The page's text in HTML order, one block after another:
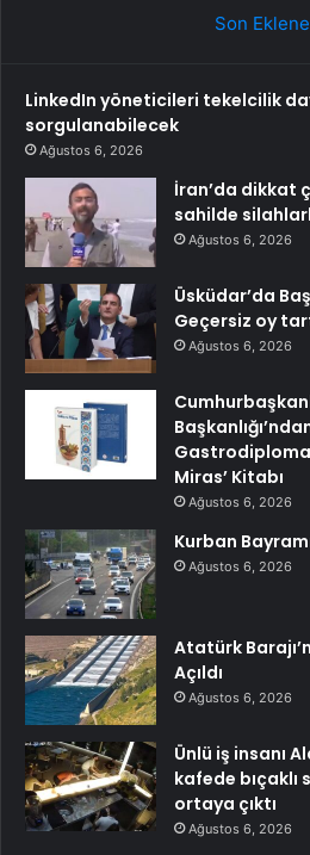
Son
LinkedIn yöneticileri tekelcilik
sorgulanabilecek
Ağustos 6, 2026
İran’da dikkat
sahilde
Ağustos 6, 2026
Üsküdar’da
Geçersiz oy
Ağustos 6, 2026
Miras’ Kitabı
Ağustos 6, 2026
Kurban
Ağustos 6, 2026
Atatürk
Açıldı
Ağustos 6, 2026
Ünlü iş insanı
kafede bıçaklı
ortaya çıktı
Ağustos 6, 2026